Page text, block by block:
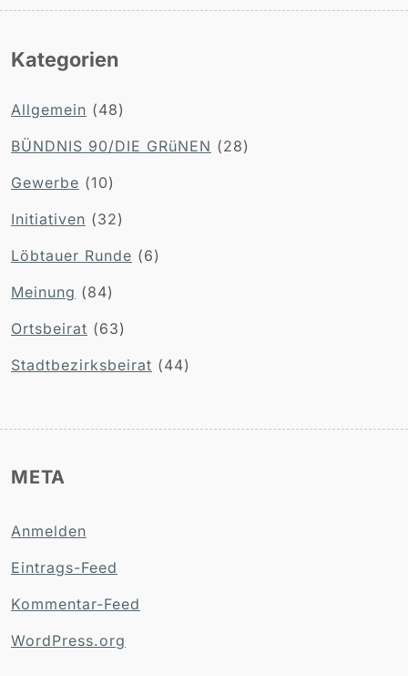
Kategorien
Allgemein (48)
BÜNDNIS 90/DIE GRüNEN (28)
Gewerbe (10)
Initiativen (32)
Löbtauer Runde (6)
Meinung (84)
Ortsbeirat (63)
Stadtbezirksbeirat (44)
META
Anmelden
Eintrags-Feed
Kommentar-Feed
WordPress.org